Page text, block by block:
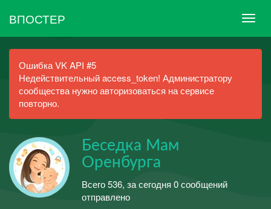
ВПОСТЕР
Ошибка VK API #5
Недействительный access_token! Администратору
сообщества нужно авторизоваться на сервисе
повторно.
Беседка Мам
Оренбурга
Всего 536, за сегодня 0 сообщений
отправлено